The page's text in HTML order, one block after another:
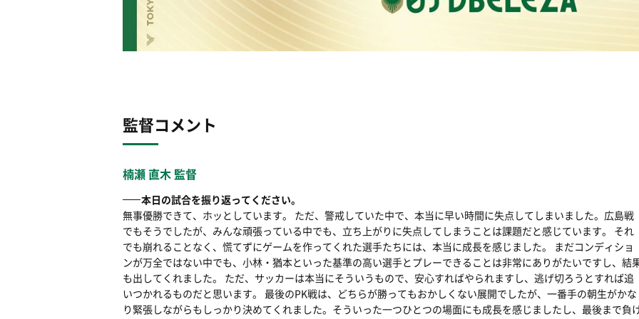
監督コメント
楠瀬 直木 監督
本日の試合を振り返ってください。
無事優勝できて、ホッとしています。 ただ、警戒していた中で、本当に早い時間に失点してしまいました。広島戦
でもそうでしたが、みんな頑張っている中でも、立ち上がりに失点してしまうことは課題だと感じています。 それ
でも崩れることなく、慌てずにゲームを作ってくれた選手たちには、本当に成長を感じました。 まだコンディショ
ンが万全ではない中でも、小林・猶本といった基準の高い選手とプレーできることは非常にありがたいですし、結
も出してくれました。 ただ、サッカーは本当にそういうもので、安心すればやられますし、逃げ切ろうとすれば追
いつかれるものだと思います。 最後のPK戦は、どちらが勝ってもおかしくない展開でしたが、一番手の朝生がかな
り緊張しながらもしっかり決めてくれました。そういった一つひとつの場面にも成長を感じましたし、最後まで負